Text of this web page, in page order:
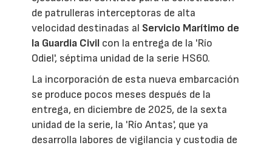
de patrulleras interceptoras de alta
velocidad destinadas al Servicio Marítimo de
la Guardia Civil con la entrega de la 'Río
Odiel', séptima unidad de la serie HS60.
La incorporación de esta nueva embarcación
se produce pocos meses después de la
entrega, en diciembre de 2025, de la sexta
unidad de la serie, la 'Río Antas', que ya
desarrolla labores de vigilancia y custodia de